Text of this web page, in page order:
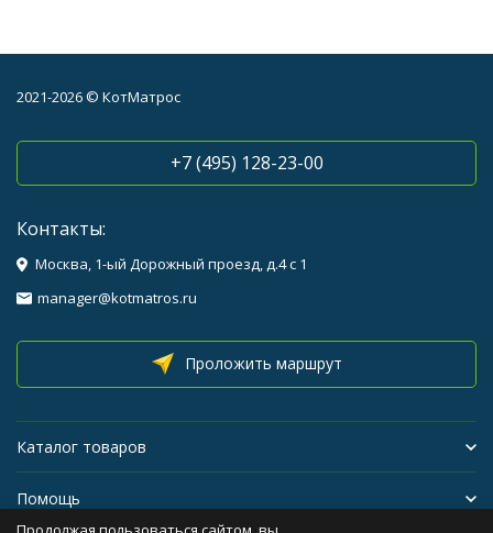
2021-2026 © КотМатрос
+7 (495) 128-23-00
Контакты:
Москва, 1-ый Дорожный проезд, д.4 с 1
manager@kotmatros.ru
Проложить маршрут
Каталог товаров
Помощь